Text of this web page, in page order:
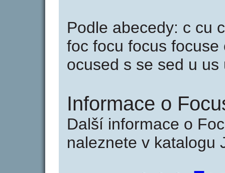
Podle abecedy: c cu
foc focu focus
ocused s se sed u us
Informace o
Další informace o
naleznete v katalogu